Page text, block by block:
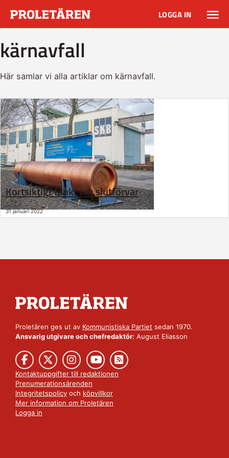
LOGGA IN
kärnavfall
Här samlar vi alla artiklar om kärnavfall.
Kortsiktigt tänkt om slutförvar
31 januari 2022
Proletären ges ut av Kommunistiska Partiet sedan 1970.
Ansvarig utgivare och chefredaktör: August Eliasson
Kontaktuppgifter till redaktionen
Prenumerationsärenden
Integritetspolicy och köpvillkor
Mer information om Proletären
Logga in